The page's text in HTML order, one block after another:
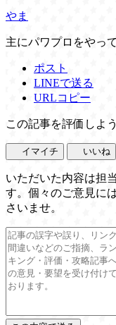
やま
主にパワプロをやっ
ポスト
LINEで送る
URLコピー
この記事を評価しよう
イマイチ いいね
いただいた内容は担
す。個々のご意見に
さいませ。